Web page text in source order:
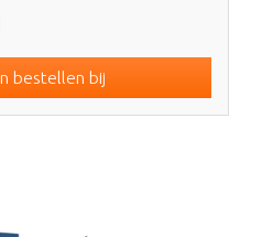
bestellen bij